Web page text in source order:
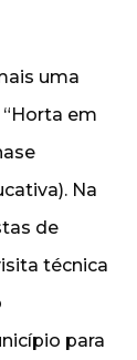
uma
em
Na
de
técnica
para